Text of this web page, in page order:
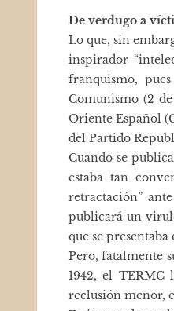
De verdugo a
Lo que, sin
inspirador
franquismo,
Comunismo (2
Oriente Español
del Partido
Cuando se
estaba tan
retractación”
publicará un
que se
Pero, fatalmente
1942, el
reclusión menor,